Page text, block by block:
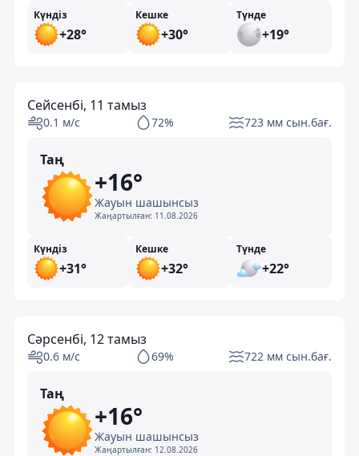
Күндіз
+28°
Кешке
+30°
Түнде
+19°
Сейсенбі, 11 тамыз
0.1 м/с 72% 723 мм сын.бағ.
Таң
+16°
Жауын шашынсыз
Жаңартылған: 11.08.2026
Күндіз
+31°
Кешке
+32°
Түнде
+22°
Сәрсенбі, 12 тамыз
0.6 м/с 69% 722 мм сын.бағ.
Таң
+16°
Жауын шашынсыз
Жаңартылған: 12.08.2026